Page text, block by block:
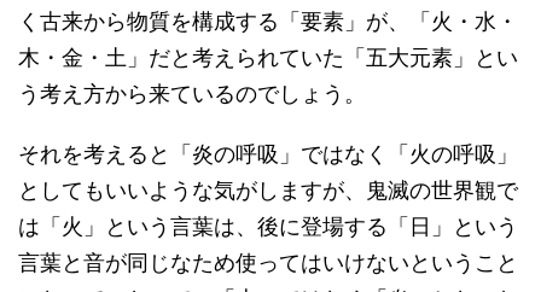
く古来から物質を構成する「要素」が、「火・水・
木・金・土」だと考えられていた「五大元素」とい
う考え方から来ているのでしょう。
それを考えると「炎の呼吸」ではなく「火の呼吸」
としてもいいような気がしますが、鬼滅の世界観で
は「火」という言葉は、後に登場する「日」という
言葉と音が同じなため使ってはいけないということ